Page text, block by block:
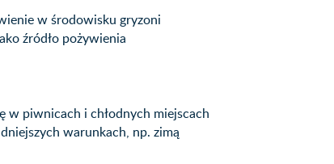
w środowisku gryzoni
źródło pożywienia
piwnicach i chłodnych miejscach
warunkach, np. zimą